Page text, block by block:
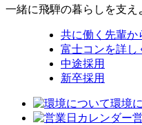
一緒に飛騨の暮らしを支え
共に働く先輩か
富士コンを詳し
中途採用
新卒採用
環境